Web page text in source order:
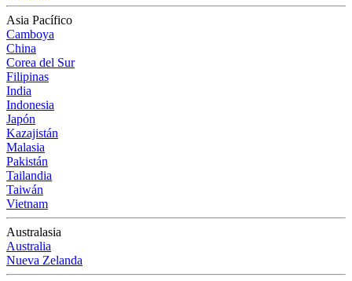
Asia Pacífico
Camboya
China
Corea del Sur
Filipinas
India
Indonesia
Japón
Kazajistán
Malasia
Pakistán
Tailandia
Taiwán
Vietnam
Australasia
Australia
Nueva Zelanda